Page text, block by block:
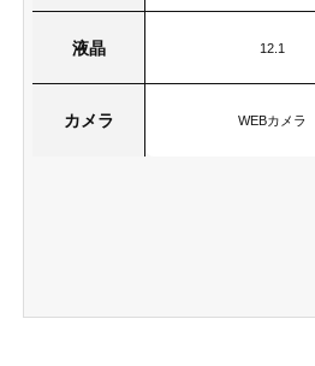
液晶
カメラ
12.1
WEBカメラ